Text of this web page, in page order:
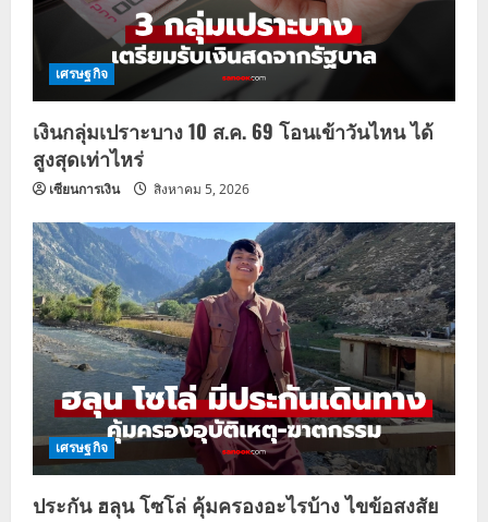
เศรษฐกิจ
เงินกลุ่มเปราะบาง 10 ส.ค. 69 โอนเข้าวันไหน ได้
สูงสุดเท่าไหร่
เซียนการเงิน สิงหาคม 5, 2026
เศรษฐกิจ
ประกัน ฮลุน โซโล่ คุ้มครองอะไรบ้าง ไขข้อสงสัย